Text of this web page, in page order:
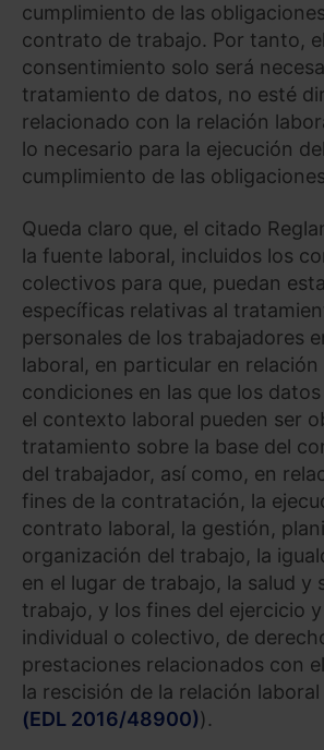
cumplimiento de las
contrato de trabajo. Por tanto, el
consentimiento solo será
tratamiento de datos, no esté
relacionado con la relación
lo necesario para la ejecución
cumplimiento de las
Queda claro que, el citado
la fuente laboral, incluidos los
colectivos para que, puedan
específicas relativas al
personales de los trabajadores
laboral, en particular en relación
condiciones en las que los
el contexto laboral pueden ser
tratamiento sobre la base del
del trabajador, así como, en
fines de la contratación, la
contrato laboral, la gestión,
organización del trabajo, la
en el lugar de trabajo, la salud y
trabajo, y los fines del ejercicio
individual o colectivo, de
prestaciones relacionados con
la rescisión de la relación laboral
(EDL 2016/48900)).